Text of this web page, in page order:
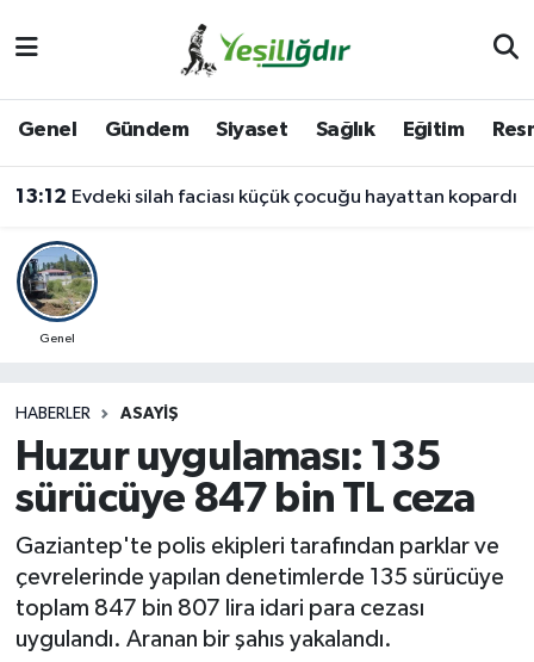
Genel Gündem Siyaset Sağlık Eğitim
13:12 Evdeki silah faciası küçük çocuğu hayattan kopardı
Genel
HABERLER ASAYIŞ
Huzur uygulaması: 135
sürücüye 847 bin TL ceza
Gaziantep'te polis ekipleri tarafından parklar ve
çevrelerinde yapılan denetimlerde 135 sürücüye
toplam 847 bin 807 lira idari para cezası
uygulandı. Aranan bir şahıs yakalandı.
İğdir Namaz Vakitleri
Iğdır Trafik Yoğunluk Haritası
Süper Lig Puan Durumu ve Fikstür
Son Dakika Haberleri
Haber Arşivi